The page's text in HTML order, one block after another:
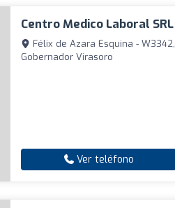
Centro Medico Laboral SRL
Félix de Azara Esquina - W3342,
Gobernador Virasoro
Ver teléfono